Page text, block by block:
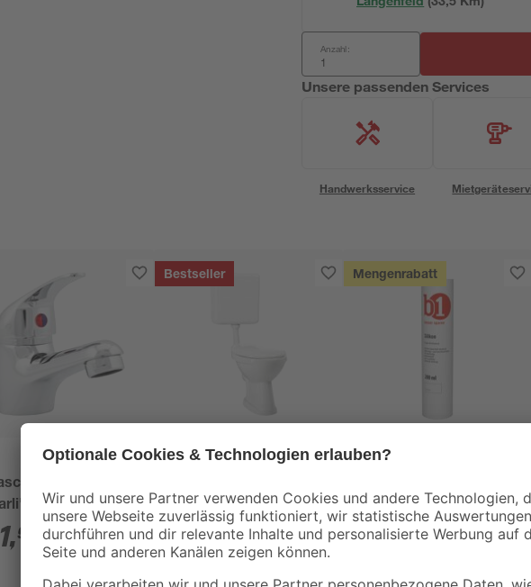
Anzahl:
Unsere passenden Services
Handwerksservice
chromfarben
,99 €
Bestseller
B1
Spülrand inklusive
WC-Sitz und
Spülkasten weiß
99,99€
Mengenrabatt
B1
3,49€